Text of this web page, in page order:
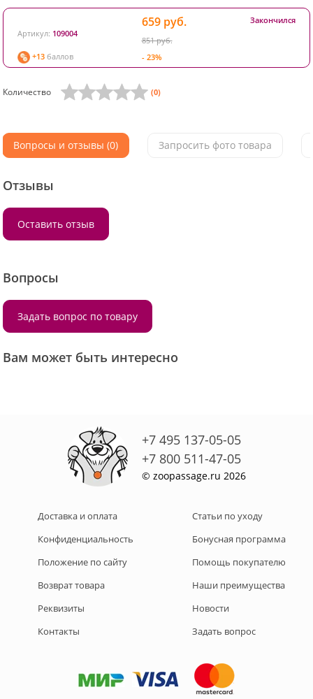
Артикул: 109004
+13 баллов
659 руб.
851 руб.
- 23%
Закончился
Количество (0)
Вопросы и отзывы (0) Запросить фото товара
Отзывы
Оставить отзыв
Вопросы
Задать вопрос по товару
Вам может быть интересно
+7 495 137-05-05
+7 800 511-47-05
© zoopassage.ru 2026
Доставка и оплата
Конфиденциальность
Положение по сайту
Возврат товара
Реквизиты
Контакты
Статьи по уходу
Бонусная программа
Помощь покупателю
Наши преимущества
Новости
Задать вопрос